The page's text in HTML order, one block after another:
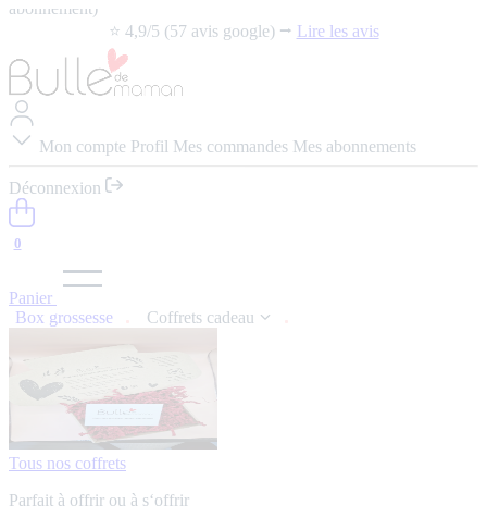
abonnement)
⭐️ 4,9/5 (57 avis google) ⭢ Lire les avis
Mon compte Profil Mes commandes Mes abonnements
Déconnexion
0
Panier
Box grossesse
Coffrets cadeau
Tous nos coffrets
Parfait à offrir ou à s‘offrir